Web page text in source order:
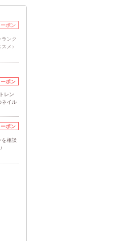
ポン
ンク
メ♪
ポン
レン
ネイル
ポン
を相談